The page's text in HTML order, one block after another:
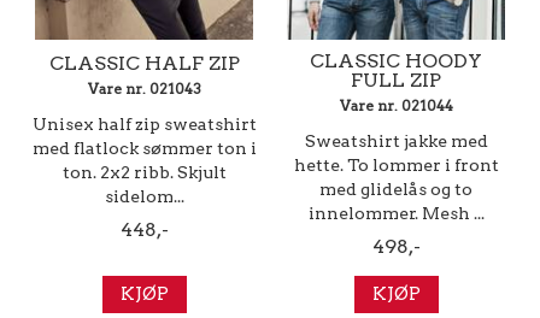
CLASSIC HALF ZIP
Vare nr. 021043
Unisex half zip sweatshirt
med flatlock sømmer ton i
ton. 2x2 ribb. Skjult
sidelom...
448,-
KJØP
CLASSIC HOODY
FULL ZIP
Vare nr. 021044
Sweatshirt jakke med
hette. To lommer i front
med glidelås og to
innelommer. Mesh ...
498,-
KJØP